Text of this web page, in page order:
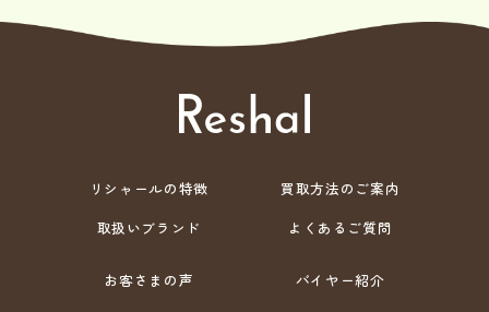
リシャールの特徴
買取方法のご案内
取扱いブランド
よくあるご質問
お客さまの声
バイヤー紹介